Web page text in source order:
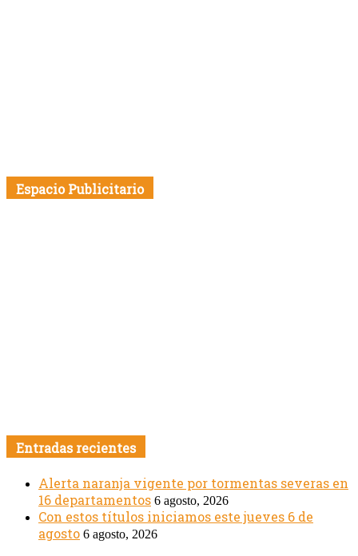
Espacio Publicitario
Entradas recientes
Alerta naranja vigente por tormentas severas en
16 departamentos 6 agosto, 2026
Con estos títulos iniciamos este jueves 6 de
agosto 6 agosto, 2026